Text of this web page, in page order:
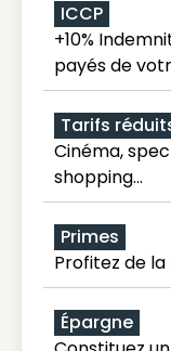
ICCP
+10%
payés de
Tarifs
Cinéma,
shopping...
Primes
Profitez de
Épargne